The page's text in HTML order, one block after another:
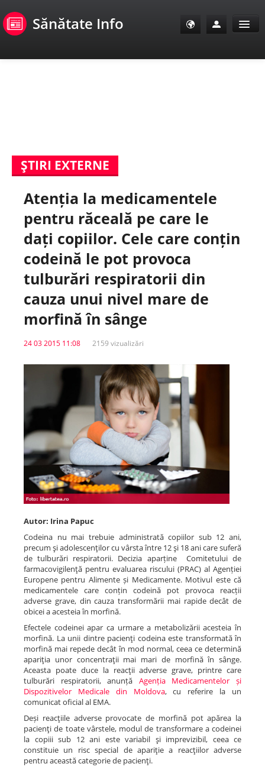
Sănătate Info
E-Sănătate Pacienți
E-Sănătate Medici
E-Sănătate Instituții
Tuberculoza Info
Centrul PAS
ŞTIRI EXTERNE
Atenția la medicamentele
pentru răceală pe care le
dați copiilor. Cele care conțin
codeină le pot provoca
tulburări respiratorii din
cauza unui nivel mare de
morfină în sânge
24 03 2015 11:08 2159 vizualizări
Autor: Irina Papuc
Codeina nu mai trebuie administrată copiilor sub 12 ani,
precum şi adolescenţilor cu vârsta între 12 şi 18 ani care suferă
de tulburări respiratorii. Decizia aparține Comitetului de
farmacovigilenţă pentru evaluarea riscului (PRAC) al Agenției
Europene pentru Alimente și Medicamente. Motivul este că
medicamentele care conțin codeină pot provoca reacții
adverse grave, din cauza transformării mai rapide decât de
obicei a acesteia în morfină.
Efectele codeinei apar ca urmare a metabolizării acesteia în
morfină. La unii dintre pacienţi codeina este transformată în
morfină mai repede decât în mod normal, ceea ce determină
apariţia unor concentraţii mai mari de morfină în sânge.
Aceasta poate duce la reacţii adverse grave, printre care
tulburări respiratorii, anunță Agenția Medicamentelor și
Dispozitivelor Medicale din Moldova, cu referire la un
comunicat oficial al EMA.
Deși reacţiile adverse provocate de morfină pot apărea la
pacienţi de toate vârstele, modul de transformare a codeinei
la copiii sub 12 ani este variabil şi imprevizibil, ceea ce
constituie un risc special de apariţie a reacţiilor adverse
pentru această categorie de pacienţi.